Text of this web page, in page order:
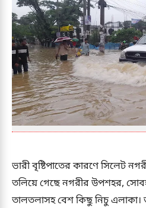
ভারী বৃষ্টিপাতের কারণে সিলেট
তলিয়ে গেছে নগরীর উপশহর,
তালতলাসহ বেশ কিছু নিচু এলাকা।